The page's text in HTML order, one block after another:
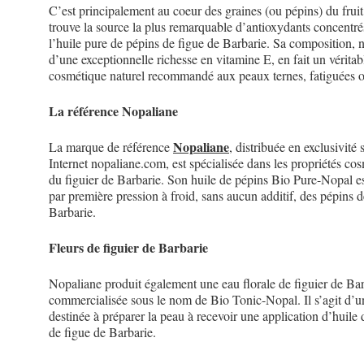
C’est principalement au coeur des graines (ou pépins) du
trouve la source la plus remarquable d’antioxydants
l’huile pure de pépins de figue de Barbarie. Sa composition,
d’une exceptionnelle richesse en vitamine E, en fait un
cosmétique naturel recommandé aux peaux ternes, fatiguées
La référence Nopaliane
La marque de référenceNopaliane, distribuée en exclusivité
Internet nopaliane.com, est spécialisée dans les propriétés
du figuier de Barbarie. Son huile de pépins Bio Pure-Nopal
par première pression à froid, sans aucun additif, des pépins
Barbarie.
Fleurs de figuier de Barbarie
Nopaliane produit également une eau florale de figuier de
commercialisée sous le nom de Bio Tonic-Nopal. Il s’agit
destinée à préparer la peau à recevoir une application d’huile
de figue de Barbarie.